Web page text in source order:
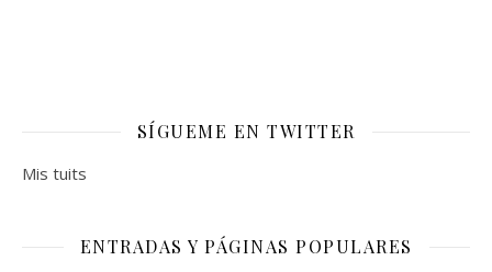
SÍGUEME EN TWITTER
Mis tuits
ENTRADAS Y PÁGINAS POPULARES